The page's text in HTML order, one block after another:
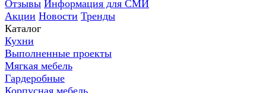
Отзывы Информация для СМИ
Акции Новости Тренды
Каталог
Кухни
Выполненные проекты
Мягкая мебель
Гардеробные
Корпусная мебель